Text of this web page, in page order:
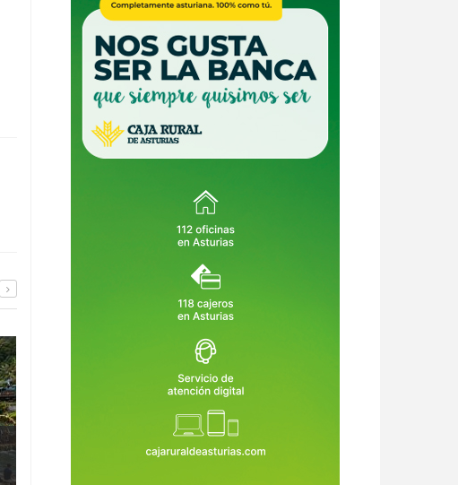
El Sella entra en su semana grande:
horarios, trenes, aparcamientos y